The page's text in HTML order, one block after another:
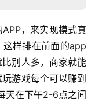
，来实现模式真
样排在前面的app
别人多，商家就能
游戏每个可以赚到
天在下午2-6点之间